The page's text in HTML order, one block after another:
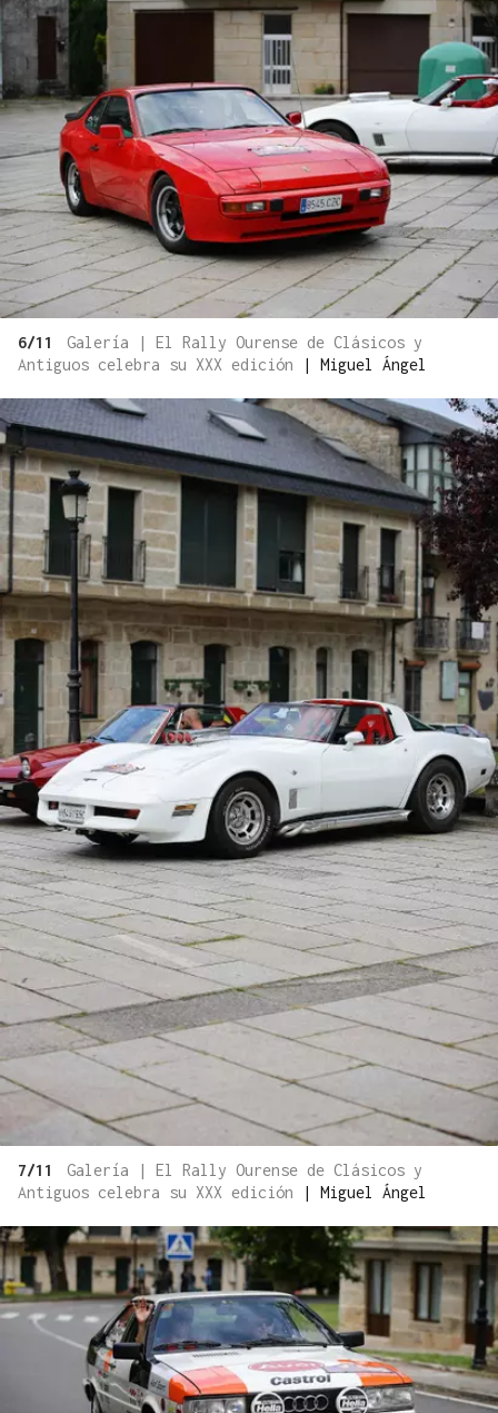
6/11
Galería | El Rally Ourense de Clásicos y
Antiguos celebra su XXX edición
| Miguel Ángel
7/11
Galería | El Rally Ourense de Clásicos y
Antiguos celebra su XXX edición
| Miguel Ángel